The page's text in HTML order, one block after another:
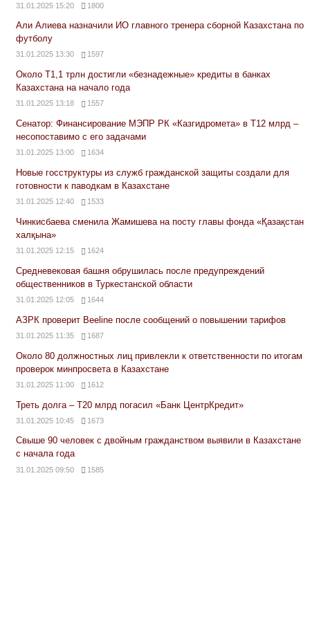
31.01.2025 15:20 1800
Али Алиева назначили ИО главного тренера сборной Казахстана по
футболу
31.01.2025 13:30 1597
Около Т1,1 трлн достигли «безнадежные» кредиты в банках
Казахстана на начало года
31.01.2025 13:18 1557
Сенатор: Финансирование МЭПР РК «Казгидромета» в Т12 млрд –
несопоставимо с его задачами
31.01.2025 13:00 1634
Новые госструктуры из служб гражданской защиты создали для
готовности к паводкам в Казахстане
31.01.2025 12:40 1533
Чинкисбаева сменила Жамишева на посту главы фонда «Қазақстан
халқына»
31.01.2025 12:15 1624
Средневековая башня обрушилась после предупреждений
общественников в Туркестанской области
31.01.2025 12:05 1644
АЗРК проверит Beeline после сообщений о повышении тарифов
31.01.2025 11:35 1687
Около 80 должностных лиц привлекли к ответственности по итогам
проверок минпросвета в Казахстане
31.01.2025 11:00 1612
Треть долга – Т20 млрд погасил «Банк ЦентрКредит»
31.01.2025 10:45 1673
Свыше 90 человек с двойным гражданством выявили в Казахстане
с начала года
31.01.2025 09:50 1585